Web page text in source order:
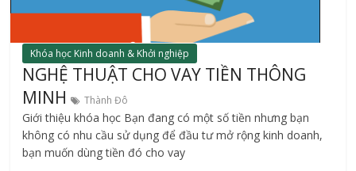
Khóa học Kinh doanh & Khởi nghiệp
NGHỆ THUẬT CHO VAY TIỀN THÔNG
MINH
Thành Đô
Giới thiệu khóa học Bạn đang có một số tiền nhưng bạn
không có nhu cầu sử dụng để đầu tư mở rộng kinh doanh,
bạn muốn dùng tiền đó cho vay